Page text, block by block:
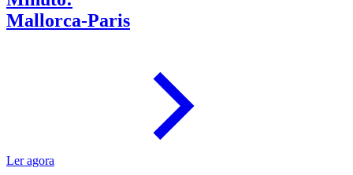
Mallorca-Paris
Ler agora